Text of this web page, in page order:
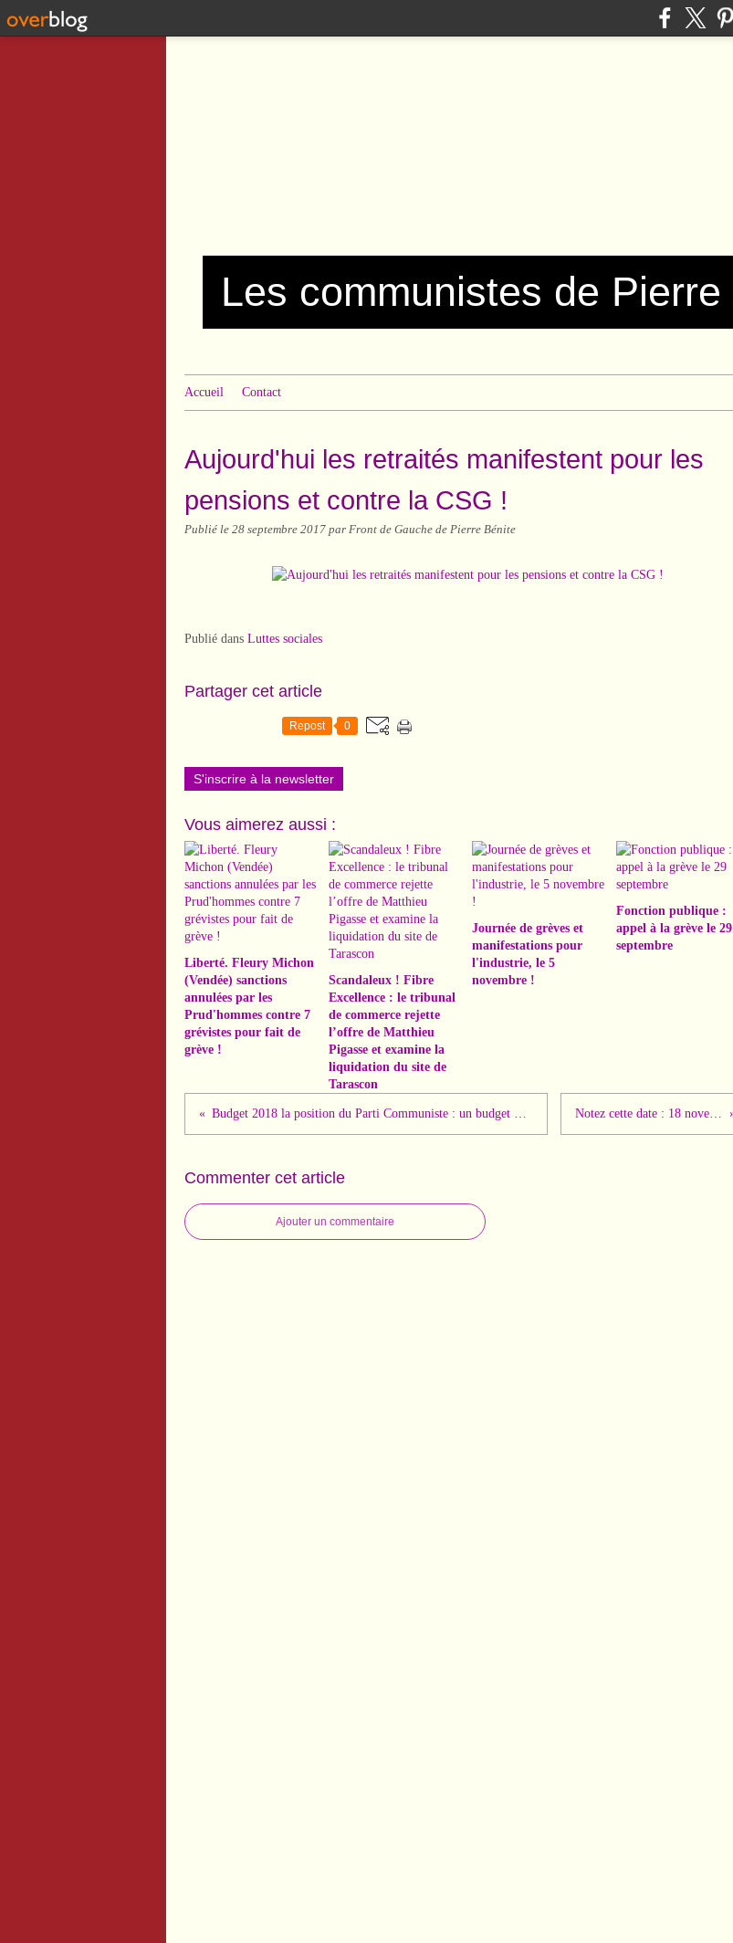
Accueil Contact
Aujourd'hui les retraités manifestent pour les
pensions et contre la CSG !
Publié le 28 septembre 2017 par Front de Gauche de Pierre Bénite
Publié dans Luttes sociales
Partager cet article
Repost 0
S'inscrire à la newsletter
Vous aimerez aussi :
Liberté. Fleury Michon
(Vendée) sanctions
annulées par les
Prud'hommes contre 7
grévistes pour fait de
grève !
Scandaleux ! Fibre
Excellence : le tribunal
de commerce rejette
l’offre de Matthieu
Pigasse et examine la
liquidation du site de
Tarascon
Journée de grèves et
manifestations pour
l'industrie, le 5
novembre !
Fonction publique :
appel à la grève le 29
septembre
Budget 2018 la position du Parti Communiste : un budget pour les riches et au service de la casse du modèle social français Notez cette date : 18 novembre, fête de l'Humanité Rhône
Commenter cet article
Ajouter un commentaire